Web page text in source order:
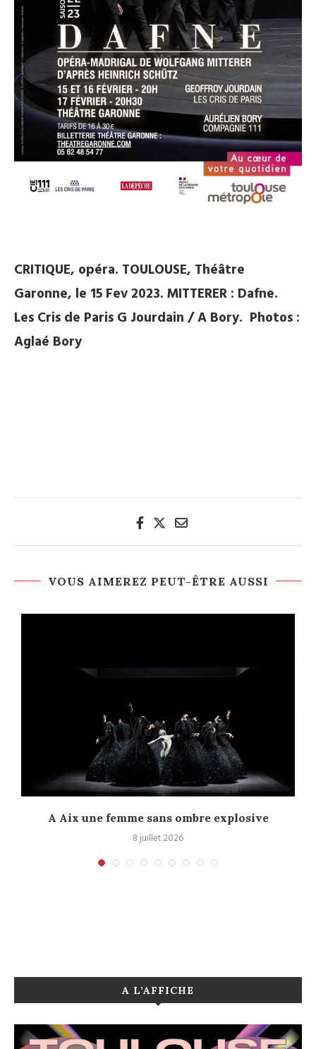
CRITIQUE, opéra. TOULOUSE, Théâtre
Garonne, le 15 Fev 2023. MITTERER : Dafne.
Les Cris de Paris G Jourdain / A Bory. Photos :
Aglaé Bory
VOUS AIMEREZ PEUT-ÊTRE AUSSI
A Aix une femme sans ombre explosive
8 juillet 2026
A L’AFFICHE